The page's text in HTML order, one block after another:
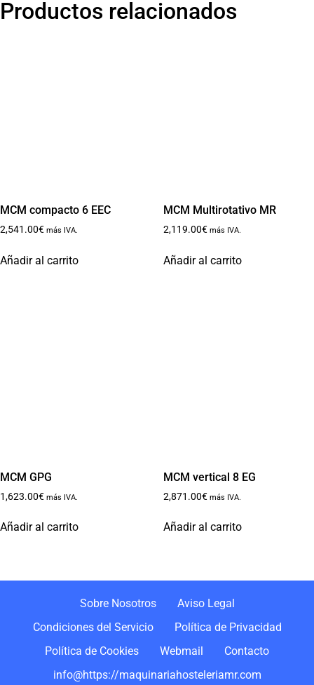
Productos relacionados
MCM compacto 6 EEC
2,541.00€ más IVA.
Añadir al carrito
MCM Multirotativo MR
2,119.00€ más IVA.
Añadir al carrito
MCM GPG
1,623.00€ más IVA.
Añadir al carrito
MCM vertical 8 EG
2,871.00€ más IVA.
Añadir al carrito
Sobre Nosotros
Aviso Legal
Condiciones del Servicio
Política de Privacidad
Política de Cookies
Webmail
Contacto
info@https://maquinariahosteleriamr.com